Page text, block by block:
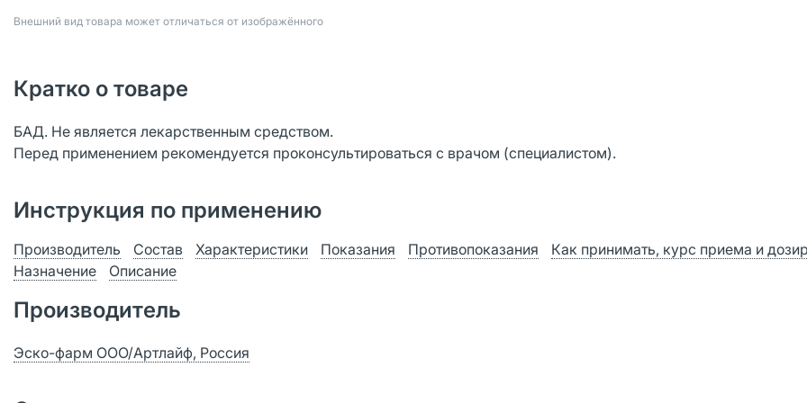
Bнешний вид товара может отличаться от изображённого
Кратко о товаре
БАД. Не является лекарственным средством.
Перед применением рекомендуется проконсультироваться с врачом (специалистом).
Инструкция по применению
Производитель Состав Характеристики Показания Противопоказания
Как принимать, курс приема и
Назначение
Описание
Производитель
Эско-фарм ООО/Артлайф, Россия